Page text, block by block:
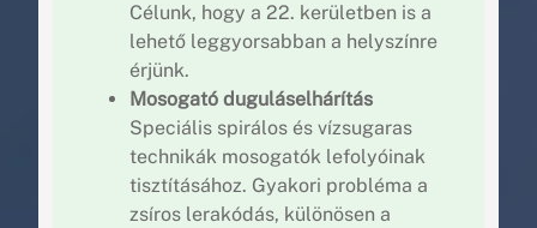
Célunk, hogy a 22. kerületben is a
lehető leggyorsabban a helyszínre
érjünk.
Mosogató duguláselhárítás
Speciális spirálos és vízsugaras
technikák mosogatók lefolyóinak
tisztításához. Gyakori probléma a
zsíros lerakódás, különösen a